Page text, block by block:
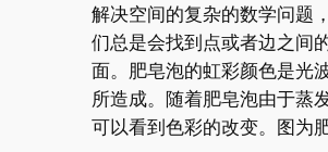
解决空间的复杂的数学问题
们总是会找到点或者边之间
面。肥皂泡的虹彩颜色是光
所造成。随着肥皂泡由于蒸
可以看到色彩的改变。图为肥